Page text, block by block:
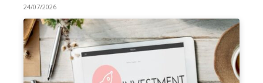
24/07/2026